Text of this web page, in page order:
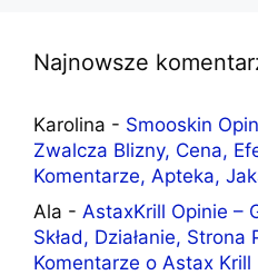
Najnowsze
Karolina - Smooskin
Zwalcza Blizny, Cena,
Komentarze, Apteka,
Ala - AstaxKrill Opinie –
Skład, Działanie,
Komentarze o Astax Krill